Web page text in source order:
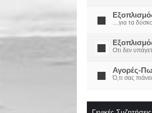
....για τα
Οτι δεν
Αγορές-
Ό,τι σας